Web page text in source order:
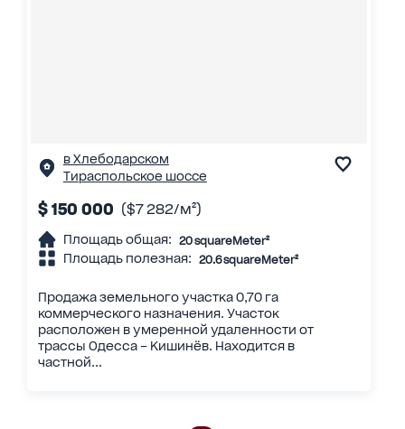
в Хлебодарском
Тираспольское шоссе
$ 150 000 ($7 282/м²)
Площадь общая: 20 squareMeter²
Площадь полезная: 20.6 squareMeter²
Продажа земельного участка 0,70 га
коммерческого назначения. Участок
расположен в умеренной удаленности от
трассы Одесса – Кишинёв. Находится в
частной...